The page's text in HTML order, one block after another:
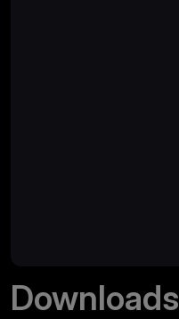
Downloads